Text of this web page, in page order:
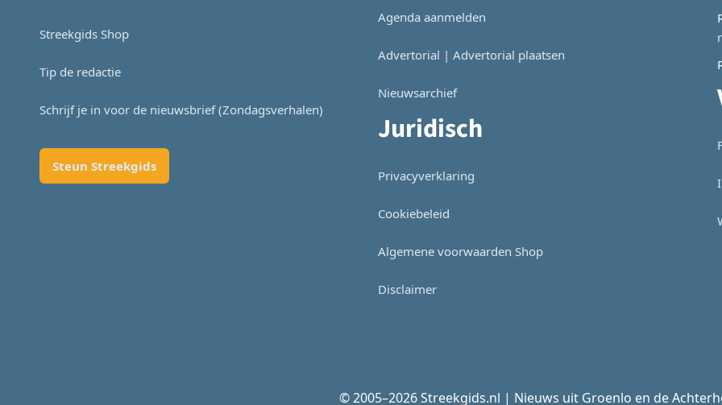
Streekgids Shop
Tip de redactie
Schrijf je in voor de nieuwsbrief (Zondagsverhalen)
Steun Streekgids
Agenda aanmelden
Advertorial | Advertorial plaatsen
Nieuwsarchief
Juridisch
Privacyverklaring
Cookiebeleid
Algemene voorwaarden Shop
Disclaimer
© 2005–2026 Streekgids.nl | Nieuws uit Groenlo en de